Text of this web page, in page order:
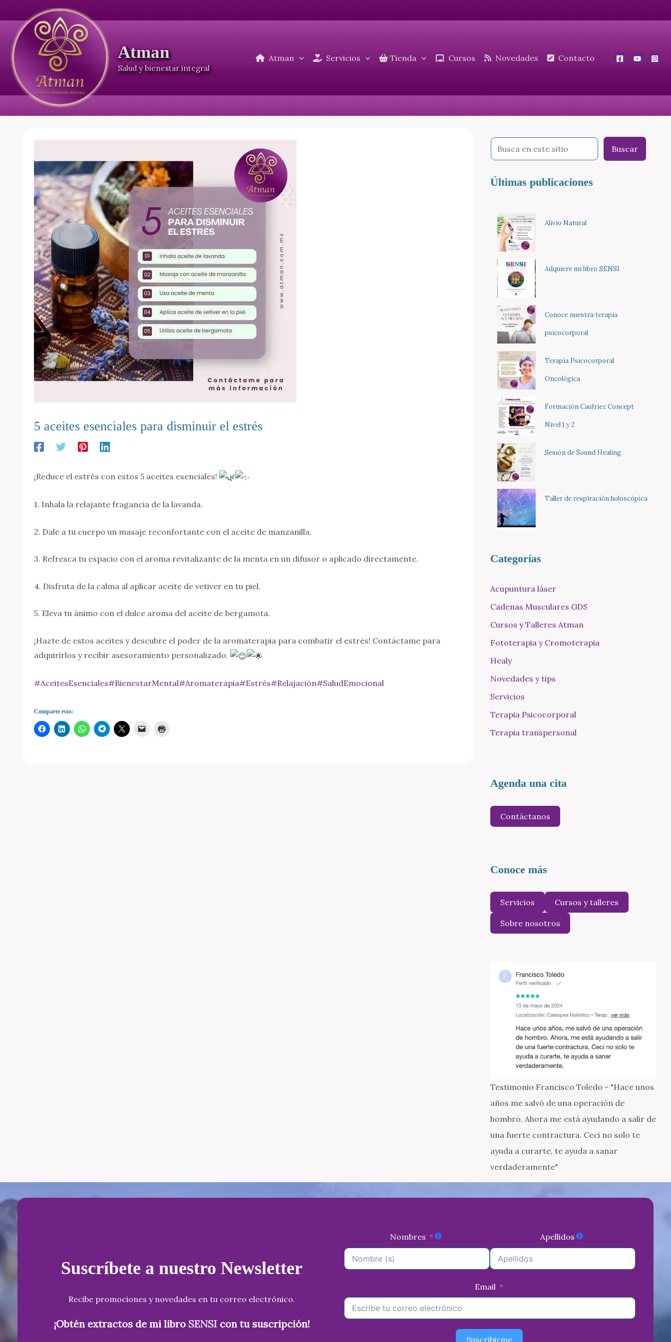
al
contenido
Atman
Salud y bienestar integral
Atman Servicios Tienda Cursos Novedades Contacto
5 aceites esenciales para disminuir el estrés
¡Reduce el estrés con estos 5 aceites esenciales!
1. Inhala la relajante fragancia de la lavanda.
2. Dale a tu cuerpo un masaje reconfortante con el aceite de manzanilla.
3. Refresca tu espacio con el aroma revitalizante de la menta en un difusor o aplicado directamente.
4. Disfruta de la calma al aplicar aceite de vetiver en tu piel.
5. Eleva tu ánimo con el dulce aroma del aceite de bergamota.
¡Hazte de estos aceites y descubre el poder de la aromaterapia para combatir el estrés! Contáctame para
adquirirlos y recibir asesoramiento personalizado.
#AceitesEsenciales#BienestarMental#Aromaterapia#Estrés#Relajación#SaludEmocional
Comparte esto:
Buscar
Últimas publicaciones
Alivio Natural
Adquiere mi libro SENSI
Conoce nuestra terapia
psicocorporal
Terapia Psicocorporal
Oncológica
Formación Caufriez Concept
Nivel 1 y 2
Sesión de Sound Healing
Taller de respiración holoscópica
Categorías
Acupuntura láser
Cadenas Musculares GDS
Cursos y Talleres Atman
Fototerapia y Cromoterapia
Healy
Novedades y tips
Servicios
Terapia Psicocorporal
Terapia transpersonal
Agenda una cita
Contáctanos
Conoce más
Servicios Cursos y talleres
Sobre nosotros
Testimonio Francisco Toledo - "Hace unos
años me salvó de una operación de
hombro. Ahora me está ayudando a salir de
una fuerte contractura. Ceci no solo te
ayuda a curarte, te ayuda a sanar
verdaderamente"
Suscríbete a nuestro Newsletter
Recibe promociones y novedades en tu correo electrónico.
¡Obtén extractos de mi libro SENSIcon tu suscripción!
Nombres Apellidos
Email
Suscribirme